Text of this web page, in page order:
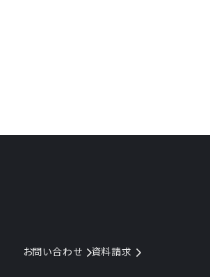
お問い合わせ 資料請求